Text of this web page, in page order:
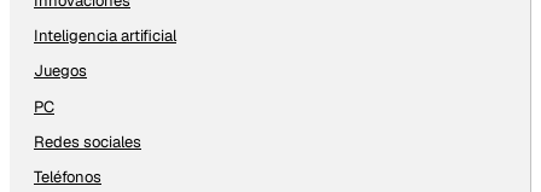
Inteligencia artificial
Juegos
PC
Redes sociales
Teléfonos